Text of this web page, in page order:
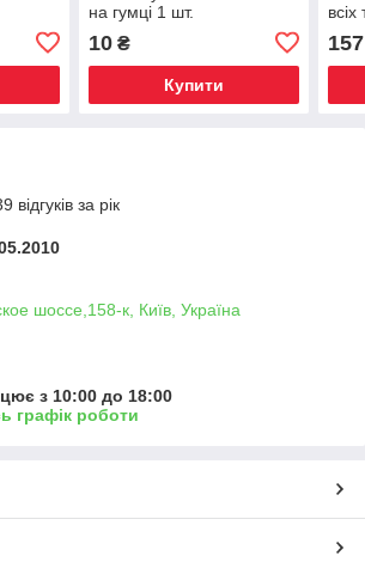
на гумці 1 шт.
10₴
Купити
157
за рік
шоссе,158-к, Київ, Україна
з 10:00 до 18:00
графік роботи